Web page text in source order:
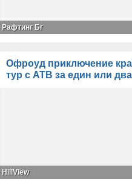
Рафтинг Бг
Офроуд приключение
тур с АТВ за един или
HillView